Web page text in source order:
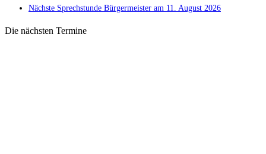
Nächste Sprechstunde Bürgermeister am 11. August 2026
Die nächsten Termine